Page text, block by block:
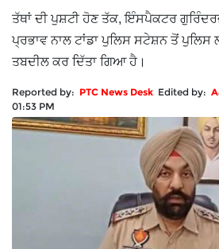
ਤੱਥਾਂ ਦੀ ਪੁਸ਼ਟੀ ਹੋਣ ਤੱਕ, ਇੰਸਪੈਕਟਰ
ਪ੍ਰਭਾਵ ਨਾਲ ਟਾਂਡਾ ਪੁਲਿਸ ਸਟੇਸ਼ਨ ਤੋਂ
ਤਬਦੀਲ ਕਰ ਦਿੱਤਾ ਗਿਆ ਹੈ।
Reported by: PTC News Desk Edited by:
01:53 PM